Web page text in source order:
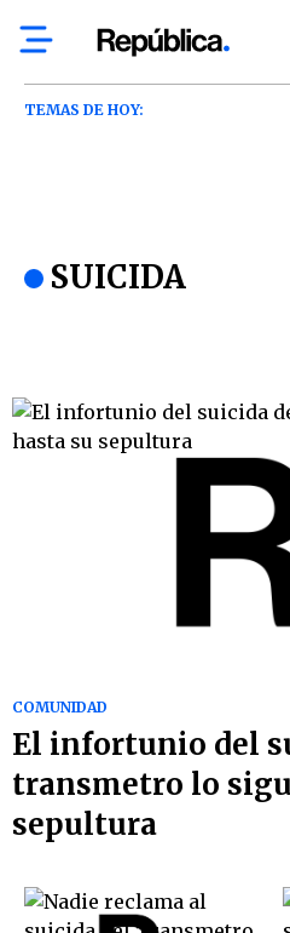
TEMAS DE HOY:
SUICIDA
COMUNIDAD
El infortunio del
transmetro lo
sepultura